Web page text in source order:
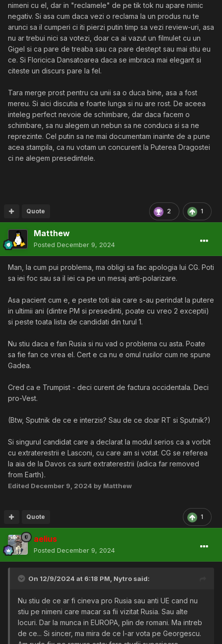
nimeni cu el, dar in "reclamele" de pe tik tok nu apare nimic
negativ. Si asa cum daca vezi o reclama la un produs nu te
arunci sa il cumperi ci iti pierzi putin timp sa vezi review-uri, asa
nu ar trebui nici sa votezi, doar ca ai vazut un filmulet cu un
Gigel si ca pare de treaba sau ca pare destept sau mai stiu eu
ce. Si Floricica Dansatoarea daca se imbraca mai elegant si
citeste un discurs pare la fel.
Tara merge prost pentru ca unii sa o duca bine, asa a fost
mereu. Si aici discutia e foarte lunga si nu are rost. De aceea
inteleg perfect nevoie de schimbare, dar daca facem o
schimbare, sa nu alegem un nebun sa ne conduca si sa ne
reprezinte. Cel putin sa ne mai documentam inainte de a pune
acea stampila, ca nu votam un concurent la Puterea Dragostei
ci ne alegem presedintele.
2 1
Quote
Matthew
Posted December 9, 2024
Man, la cum pui problema, ma obligi sa fac apologia lui CG. Poti
sa iei foc sau sa il iei ca pe un mesaj anti-polarizare.
Asa pacient cum e, e peste toti aia care s-au perindat la putere
in ultimii ani (dintre PM si presedinti, poate cu vreo 2 exceptii)
si peste toata lista de candidati din turul 1.
Nu stiu daca e fan Rusia si nu vad o problema cu asta. Poate
sa fie fan ce vrea el. Cert e ca nu e omul rusilor cum ne spune
Gadea.
Cred ca e Trumpist - deci curent de factura occidentala. Deci
pro-Vest.
(Btw, Sputnik de ce e interzis? Sau de ce doar RT si Sputnik?)
Si singurul candidat care a declarat la modul serios ca a vorbit
cu extraterestrii e Lasconi, cu care am si votat. CG se referea
la aia de la Davos ca sunt extraterestrii (adica far removed
from Earth).
Edited December 9, 2024 by Matthew
1
Quote
aelius
Posted December 9, 2024
On 12/9/2024 at 6:18 PM, Nytro said:
Nu stiu de ce ar fi cineva pro Rusia sau anti UE cand nu
stiu pe nimeni care macar sa fii vizitat Rusia. Sau alte
locuri. Dar la munca in EUROPA, plin de romani. Ma intreb
de ce... Si sincer, ma mira de ce l-ar vota pe Georgescu.